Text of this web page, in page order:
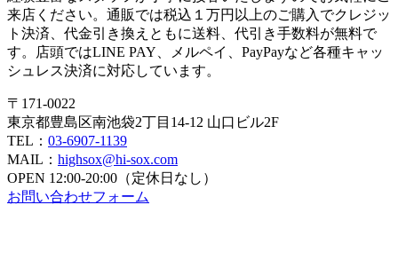
来店ください。通販では税込１万円以上のご購入でクレジッ
ト決済、代金引き換えともに送料、代引き手数料が無料で
す。店頭ではLINE PAY、メルペイ、PayPayなど各種キャッ
シュレス決済に対応しています。
〒171-0022
東京都豊島区南池袋2丁目14-12 山口ビル2F
TEL： 03-6907-1139
MAIL： highsox@hi-sox.com
OPEN 12:00-20:00（定休日なし）
お問い合わせフォーム